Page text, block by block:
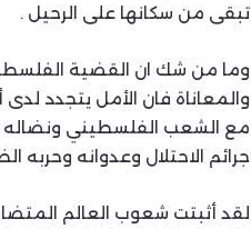
تبقى من سكانها على الرحيل .
وما من شك ان القضية
والمعاناة فان الأمل يتجدد
مع الشعب الفلسطيني ونضاله
جرائم الاحتلال وعدوانه وحربه
لقد أثبتت شعوب العالم